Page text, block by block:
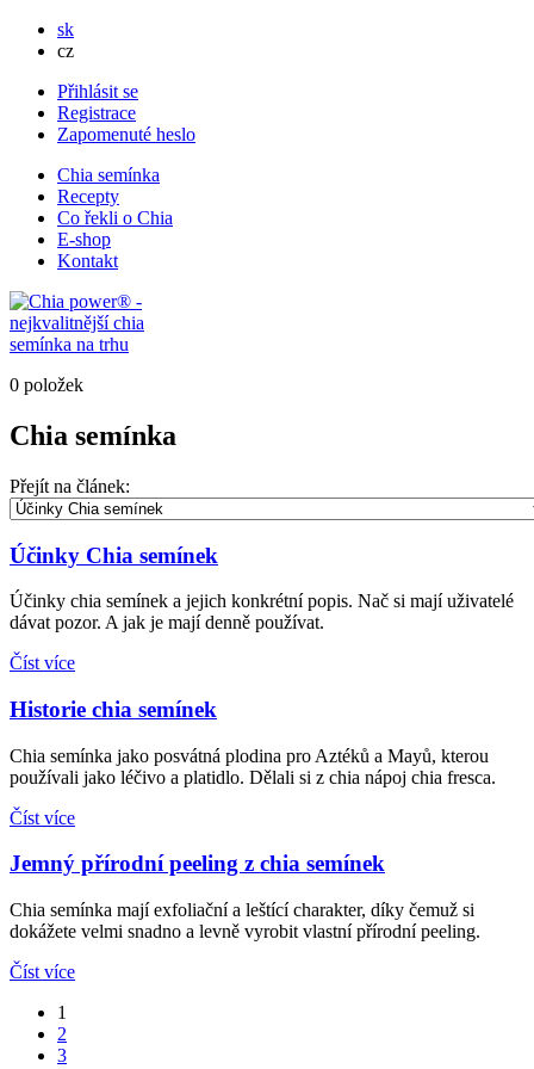
sk
cz
Přihlásit se
Registrace
Zapomenuté heslo
Chia semínka
Recepty
Co řekli o Chia
E-shop
Kontakt
0 položek
Chia semínka
Přejít na článek:
Účinky Chia semínek
Účinky chia semínek a jejich konkrétní popis. Nač si mají uživatelé
dávat pozor. A jak je mají denně používat.
Číst více
Historie chia semínek
Chia semínka jako posvátná plodina pro Aztéků a Mayů, kterou
používali jako léčivo a platidlo. Dělali si z chia nápoj chia fresca.
Číst více
Jemný přírodní peeling z chia semínek
Chia semínka mají exfoliační a leštící charakter, díky čemuž si
dokážete velmi snadno a levně vyrobit vlastní přírodní peeling.
Číst více
1
2
3